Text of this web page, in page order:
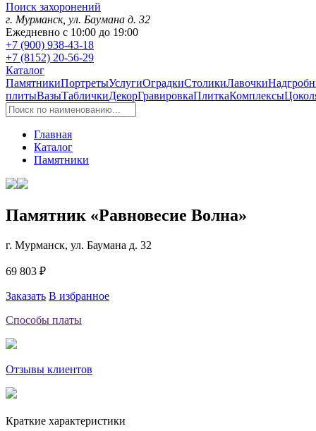
Поиск захоронений
г. Мурманск, ул. Баумана д. 32
Ежедневно с 10:00 до 19:00
+7 (900) 938-43-18
+7 (8152) 20-56-29
Каталог
ПамятникиПортретыУслугиОградкиСтоликиЛавочки
плитыВазыТабличкиДекорГравировкаПлиткаКомплексы
Главная
Каталог
Памятники
Памятник «Равновесие Волна»
г. Мурманск, ул. Баумана д. 32
69 803 ₽
Заказать В избранное
Способы платы
Отзывы клиентов
Краткие характеристики